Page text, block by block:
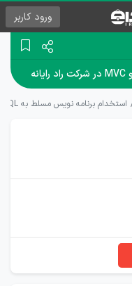
ورود کاربر
استخدام برنامه نویس مسلط به SQL و MVC در شرکت راد رایانه